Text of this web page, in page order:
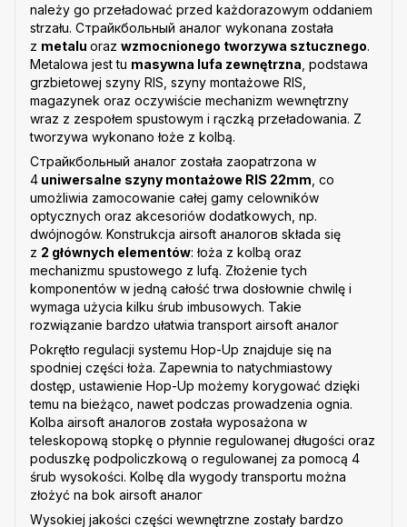
należy go przeładować przed każdorazowym oddaniem
strzału. Страйкбольный аналог wykonana została
z metalu oraz wzmocnionego tworzywa sztucznego.
Metalowa jest tu masywna lufa zewnętrzna , podstawa
grzbietowej szyny RIS, szyny montażowe RIS,
magazynek oraz oczywiście mechanizm wewnętrzny
wraz z zespołem spustowym i rączką przeładowania. Z
tworzywa wykonano łoże z kolbą.
Страйкбольный аналог została zaopatrzona w
4 uniwersalne szyny montażowe RIS 22mm , co
umożliwia zamocowanie całej gamy celowników
optycznych oraz akcesoriów dodatkowych, np.
dwójnogów. Konstrukcja airsoft аналогов składa się
z 2 głównych elementów: łoża z kolbą oraz
mechanizmu spustowego z lufą. Złożenie tych
komponentów w jedną całość trwa dosłownie chwilę i
wymaga użycia kilku śrub imbusowych. Takie
rozwiązanie bardzo ułatwia transport airsoft аналог
Pokrętło regulacji systemu Hop-Up znajduje się na
spodniej części łoża. Zapewnia to natychmiastowy
dostęp, ustawienie Hop-Up możemy korygować dzięki
temu na bieżąco, nawet podczas prowadzenia ognia.
Kolba airsoft аналогов została wyposażona w
teleskopową stopkę o płynnie regulowanej długości oraz
poduszkę podpoliczkową o regulowanej za pomocą 4
śrub wysokości. Kolbę dla wygody transportu można
złożyć na bok airsoft аналог
Wysokiej jakości części wewnętrzne zostały bardzo